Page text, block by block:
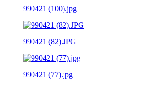
990421 (100).jpg
990421 (82).JPG
990421 (77).jpg